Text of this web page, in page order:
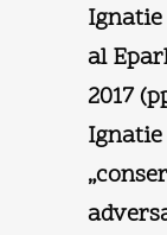
al
2017